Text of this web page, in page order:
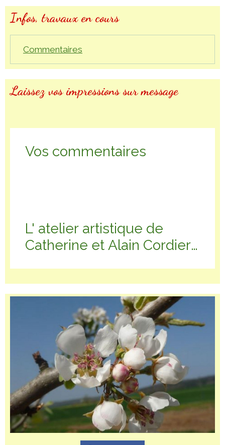
Infos, travaux en cours
Commentaires
Laissez vos impressions sur message
Vos commentaires
L' atelier artistique de
Catherine et Alain Cordier-